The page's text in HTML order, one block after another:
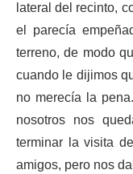
lateral del recinto,
el parecía
terreno, de modo
cuando le dijimos
no merecía la
nosotros nos
terminar la visita
amigos, pero nos